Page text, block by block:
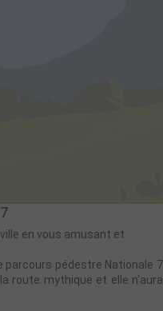
en vous amusant et
parcours pédestre Nationale 7
route mythique et elle n'aura